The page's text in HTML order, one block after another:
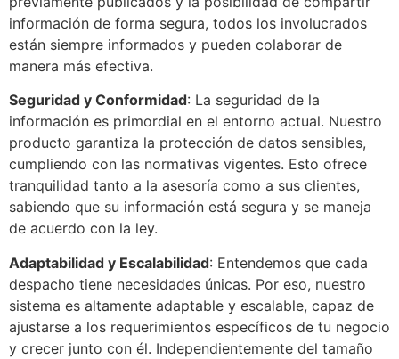
información de forma segura, todos los involucrados
están siempre informados y pueden colaborar de
manera más efectiva.
Seguridad y Conformidad: La seguridad de la
información es primordial en el entorno actual. Nuestro
producto garantiza la protección de datos sensibles,
cumpliendo con las normativas vigentes. Esto ofrece
tranquilidad tanto a la asesoría como a sus clientes,
sabiendo que su información está segura y se maneja
de acuerdo con la ley.
Adaptabilidad y Escalabilidad: Entendemos que cada
despacho tiene necesidades únicas. Por eso, nuestro
sistema es altamente adaptable y escalable, capaz de
ajustarse a los requerimientos específicos de tu negocio
y crecer junto con él. Independientemente del tamaño